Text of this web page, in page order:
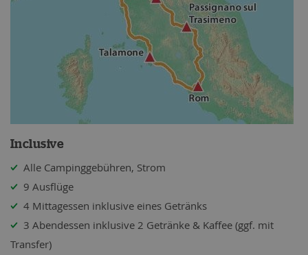
Inclusive
Alle Campinggebühren, Strom
9 Ausflüge
4 Mittagessen inklusive eines Getränks
3 Abendessen inklusive 2 Getränke & Kaffee (ggf. mit
Transfer)